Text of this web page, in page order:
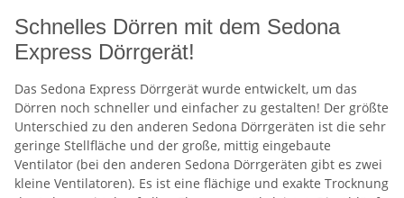
Schnelles Dörren mit dem Sedona
Express Dörrgerät!
Das Sedona Express Dörrgerät wurde entwickelt, um das
Dörren noch schneller und einfacher zu gestalten! Der größte
Unterschied zu den anderen Sedona Dörrgeräten ist die sehr
geringe Stellfläche und der große, mittig eingebaute
Ventilator (bei den anderen Sedona Dörrgeräten gibt es zwei
kleine Ventilatoren). Es ist eine flächige und exakte Trocknung